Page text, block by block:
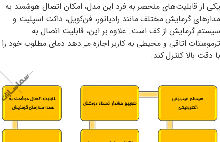
یکی از قابلیت‌های منحصر به ‌فرد این مدل، امکان اتصال هوشمند به
مدارهای گرمایش مختلف مانند رادیاتور، فن‌کویل، داکت اسپلیت و
سیستم گرمایش از کف است. علاوه بر این، قابلیت اتصال به
ترموستات اتاقی و محیطی به کاربر اجازه می‌دهد دمای مطلوب خود را
با دقت بالا کنترل کند.